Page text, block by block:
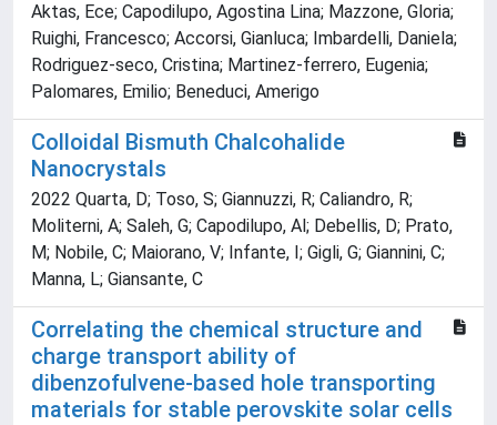
Aktas, Ece; Capodilupo, Agostina Lina; Mazzone, Gloria;
Ruighi, Francesco; Accorsi, Gianluca; Imbardelli, Daniela;
Rodriguez‐seco, Cristina; Martinez‐ferrero, Eugenia;
Palomares, Emilio; Beneduci, Amerigo
Colloidal Bismuth Chalcohalide
Nanocrystals
2022 Quarta, D; Toso, S; Giannuzzi, R; Caliandro, R;
Moliterni, A; Saleh, G; Capodilupo, Al; Debellis, D; Prato,
M; Nobile, C; Maiorano, V; Infante, I; Gigli, G; Giannini, C;
Manna, L; Giansante, C
Correlating the chemical structure and
charge transport ability of
dibenzofulvene-based hole transporting
materials for stable perovskite solar cells